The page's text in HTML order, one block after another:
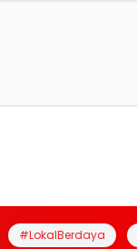
#LokalBerdaya